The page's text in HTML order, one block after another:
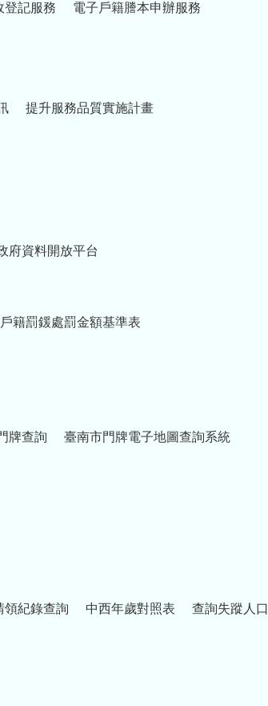
登記服務 電子戶籍謄本申辦服務
提升服務品質實施計畫
府資料開放平台
戶籍罰鍰處罰金額基準表
牌查詢 臺南市門牌電子地圖查詢系統
領紀錄查詢 中西年歲對照表 查詢失蹤人口